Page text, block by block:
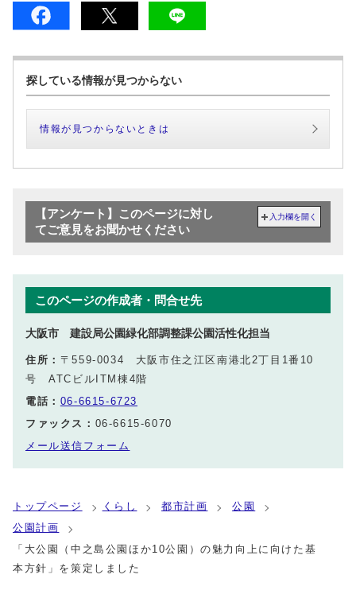
探している情報が見つからない
情報が見つからないときは
【アンケート】このページに対し
てご意見をお聞かせください
入力欄を開く
このページの作成者・問合せ先
大阪市 建設局公園緑化部調整課公園活性化担当
住所： 〒559-0034 大阪市住之江区南港北2丁目1番10
号 ATCビルITM棟4階
電話： 06-6615-6723
ファックス： 06-6615-6070
メール送信フォーム
トップページ くらし 都市計画
公園
公園計画
「大公園（中之島公園ほか10公園）の魅力向上に向けた基
本方針」を策定しました